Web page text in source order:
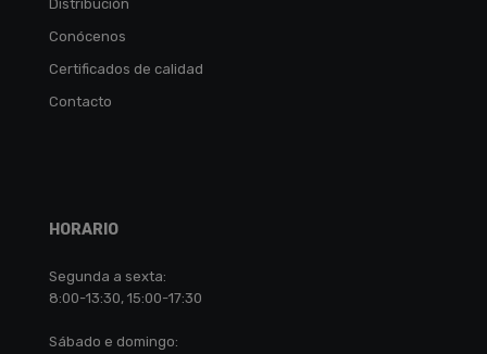
Distribución
Conócenos
Certificados de calidad
Contacto
HORARIO
Segunda a sexta:
8:00-13:30, 15:00-17:30
Sábado e domingo: